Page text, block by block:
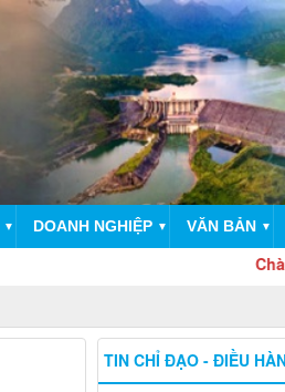
▼ DOANH NGHIỆP ▼ VĂN BẢN ▼
Chào
TIN CHỈ ĐẠO - ĐIỀU